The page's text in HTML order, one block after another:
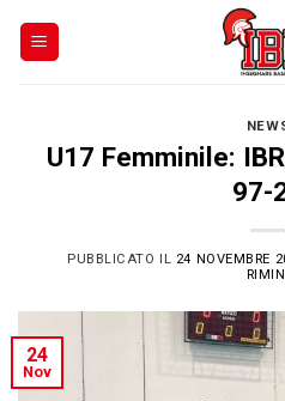
U17 Femminile:
97-
PUBBLICATO IL 24 NOVEMBRE
24
Nov